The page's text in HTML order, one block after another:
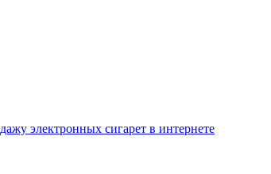
электронных сигарет в интернете